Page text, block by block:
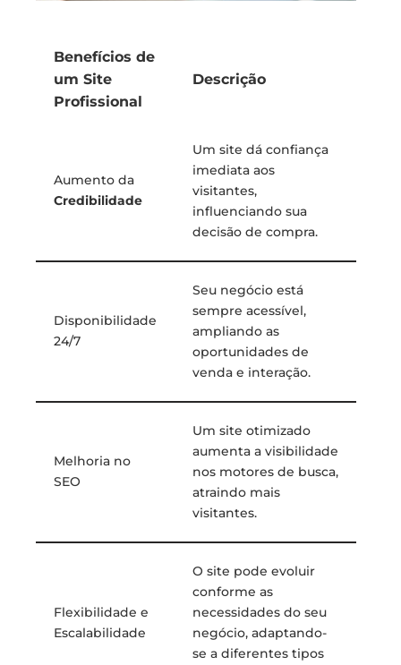
Benefícios de
um Site
Profissional
Descrição
Aumento da
Credibilidade
Um site dá confiança
imediata aos
visitantes,
influenciando sua
decisão de compra.
Disponibilidade
24/7
Seu negócio está
sempre acessível,
ampliando as
oportunidades de
venda e interação.
Melhoria no
SEO
Um site otimizado
aumenta a visibilidade
nos motores de busca,
atraindo mais
visitantes.
Flexibilidade e
Escalabilidade
O site pode evoluir
conforme as
necessidades do seu
negócio, adaptando-
se a diferentes tipos